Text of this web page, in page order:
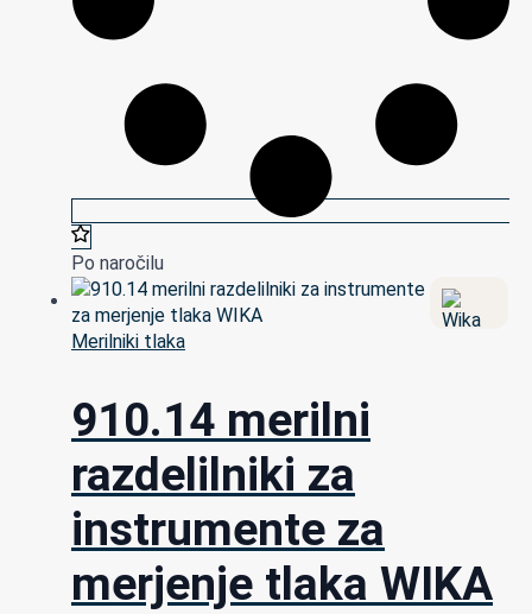
Po naročilu
Merilniki tlaka
910.14 merilni
razdelilniki za
instrumente za
merjenje tlaka WIKA